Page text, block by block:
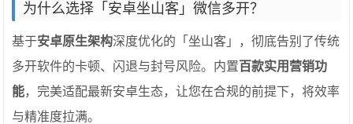
为什么选择「安卓坐山客」微信多开？
基于安卓原生架构深度优化的「坐山客」，彻底告别了传统
多开软件的卡顿、闪退与封号风险。内置百款实用营销功
能，完美适配最新安卓生态，让您在合规的前提下，将效率
与精准度拉满。